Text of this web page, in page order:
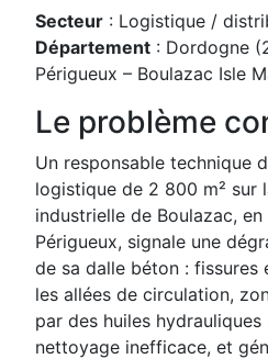
Secteur : Logistique /
Département : Dordogne
Périgueux – Boulazac Isle
Le problème
Un responsable technique
logistique de 2 800 m² sur
industrielle de Boulazac,
Périgueux, signale une
de sa dalle béton : fissures
les allées de circulation,
par des huiles
nettoyage inefficace, et